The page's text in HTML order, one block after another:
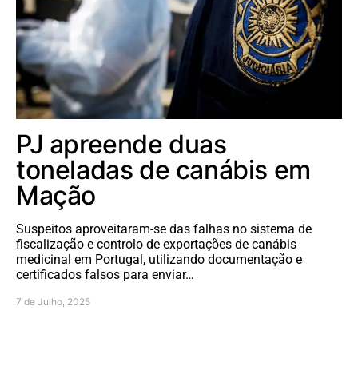
PJ apreende duas
toneladas de canábis em
Mação
Suspeitos aproveitaram-se das falhas no sistema de
fiscalização e controlo de exportações de canábis
medicinal em Portugal, utilizando documentação e
certificados falsos para enviar…
7 de Julho, 2025